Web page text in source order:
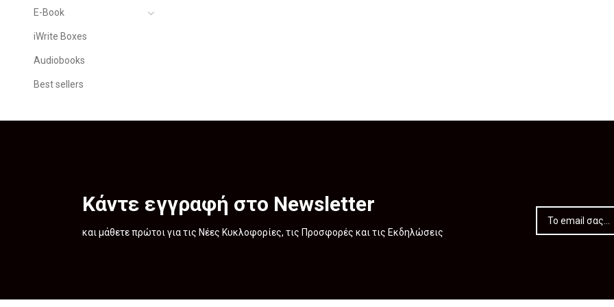
E-Book
iWrite Boxes
Audiobooks
Best sellers
Κάντε εγγραφή στο Newsletter
και μάθετε πρώτοι για τις Νέες Κυκλοφορίες, τις Προσφορές και τις Εκδηλώσεις